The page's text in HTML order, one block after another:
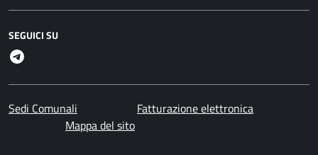
SEGUICI SU
Sedi Comunali
Fatturazione elettronica
Mappa del sito